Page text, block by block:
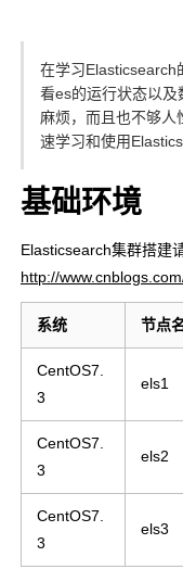
在学习Elasticsearch
看es的运行状态以
麻烦，而且也不够人
速学习和使用
基础环境
Elasticsearch集群搭建
http://
系统 节点
CentOS7.
3
els1
CentOS7.
3
els2
CentOS7.
3
els3